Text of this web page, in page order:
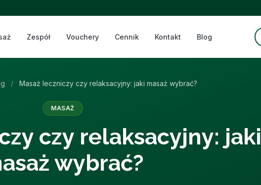
Zespół Vouchery Cennik Kontakt Blog
/ Masaż leczniczy czy relaksacyjny: jaki masaż wybrać?
MASAŻ
czy relaksacyjny: jaki
wybrać?